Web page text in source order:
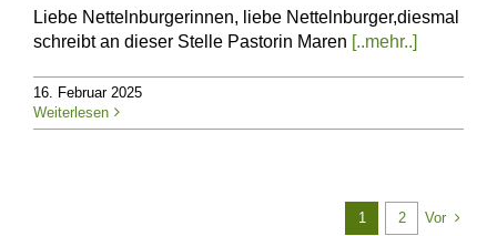
Liebe Nettelnburgerinnen, liebe Nettelnburger,diesmal
schreibt an dieser Stelle Pastorin Maren [..mehr..]
16. Februar 2025
Weiterlesen
1 2 Vor